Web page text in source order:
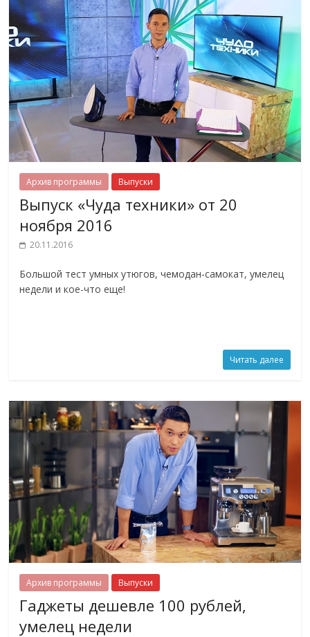
Архив программы Выпуски
Выпуск «Чуда техники» от 20
ноября 2016
20.11.2016
Большой тест умных утюгов, чемодан-самокат, умелец
недели и кое-что еще!
Читать далее
Архив программы Выпуски
Гаджеты дешевле 100 рублей,
умелец недели